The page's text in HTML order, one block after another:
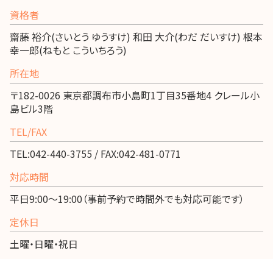
資格者
齋藤 裕介(さいとう ゆうすけ) 和田 大介(わだ だいすけ) 根本
幸一郎(ねもと こういちろう)
所在地
〒182-0026 東京都調布市小島町1丁目35番地4 クレール小
島ビル3階
TEL/FAX
TEL:042-440-3755 / FAX:042-481-0771
対応時間
平日9:00～19:00（事前予約で時間外でも対応可能です）
定休日
土曜・日曜・祝日